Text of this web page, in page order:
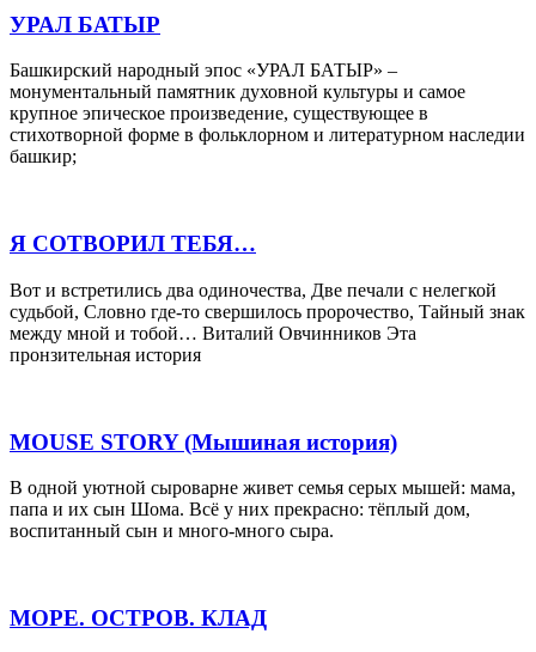
УРАЛ БАТЫР
Башкирский народный эпос «УРАЛ БАТЫР» –
монументальный памятник духовной культуры и самое
крупное эпическое произведение, существующее в
стихотворной форме в фольклорном и литературном наследии
башкир;
Я СОТВОРИЛ ТЕБЯ…
Вот и встретились два одиночества, Две печали с нелегкой
судьбой, Словно где-то свершилось пророчество, Тайный знак
между мной и тобой… Виталий Овчинников Эта
пронзительная история
MOUSE STORY (Мышиная история)
В одной уютной сыроварне живет семья серых мышей: мама,
папа и их сын Шома. Всё у них прекрасно: тёплый дом,
воспитанный сын и много-много сыра.
МОРЕ. ОСТРОВ. КЛАД